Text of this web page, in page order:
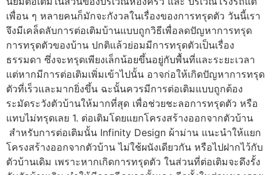
เพื่อน ๆ หลายคนก็มักจะกังวลในเรื่องของการทรุดตัว วันนี้เรา
จึงมีเคล็ดลับการต่อเติมบ้านแบบถูกวิธีเพื่อลดปัญหาการทรุด
การทรุดตัวของบ้าน ปกติแล้วย่อมมีการทรุดตัวเป็นเรื่อง
ธรรมดา ซึ่งจะทรุดเพียงเล็กน้อยขึ้นอยู่กับพื้นที่และระยะเวลา
แต่หากมีการต่อเติมเพิ่มเข้าไปนั้น อาจก่อให้เกิดปัญหาการทรุด
ตัวที่เร็วและมากยิ่งขึ้น ฉะนั้นควรมีการต่อเติมแบบถูกต้อง
ระมัดระวังตัวบ้านให้มากที่สุด เพื่อช่วยชะลอการทรุดตัว หรือ
แทบไม่ทรุดเลย 1. ต่อเติมโดยแยกโครงสร้างออกจากตัวบ้าน
สำหรับการต่อเติมนั้น Infinity Design ผ้าม่าน แนะนำให้แยก
โครงสร้างออกจากตัวบ้าน ไม่ใช้ผนังเดียวกัน หรือไปฝากไว้กับ
ตัวบ้านเดิม เพราะหากเกิดการทรุดตัว ในส่วนที่ต่อเติมจะดึงรั้ง